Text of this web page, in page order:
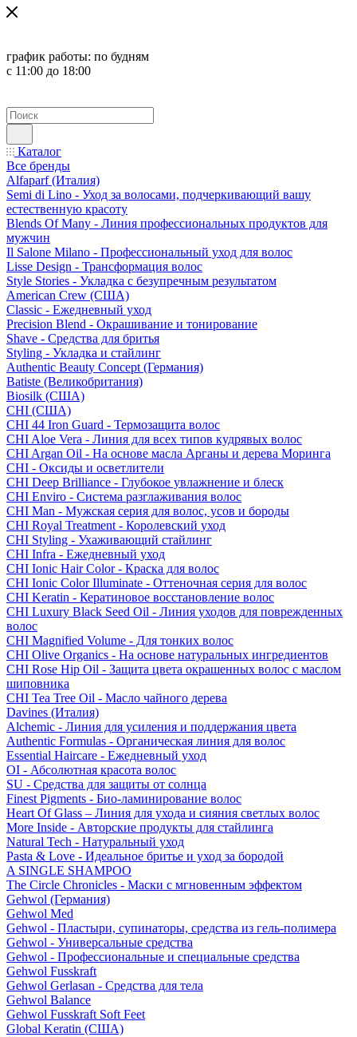
график работы: по будням
с 11:00 до 18:00
Каталог
Все бренды
Alfaparf (Италия)
Semi di Lino - Уход за волосами, подчеркивающий вашу
естественную красоту
Blends Of Many - Линия профессиональных продуктов для
мужчин
Il Salone Milano - Профессиональный уход для волос
Lisse Design - Трансформация волос
Style Stories - Укладка с безупречным результатом
American Crew (США)
Classic - Ежедневный уход
Precision Blend - Окрашивание и тонирование
Shave - Средства для бритья
Styling - Укладка и стайлинг
Authentic Beauty Concept (Германия)
Batiste (Великобритания)
Biosilk (США)
CHI (США)
CHI 44 Iron Guard - Термозащита волос
CHI Aloe Vera - Линия для всех типов кудрявых волос
CHI Argan Oil - На основе масла Арганы и дерева Моринга
CHI - Оксиды и осветлители
CHI Deep Brilliance - Глубокое увлажнение и блеск
CHI Enviro - Система разглаживания волос
CHI Man - Мужская серия для волос, усов и бороды
CHI Royal Treatment - Королевский уход
CHI Styling - Ухаживающий стайлинг
CHI Infra - Ежедневный уход
CHI Ionic Hair Color - Краска для волос
CHI Ionic Color Illuminate - Оттеночная серия для волос
CHI Keratin - Кератиновое восстановление волос
CHI Luxury Black Seed Oil - Линия уходов для поврежденных
волос
CHI Magnified Volume - Для тонких волос
CHI Olive Organics - На основе натуральных ингредиентов
CHI Rose Hip Oil - Защита цвета окрашенных волос с маслом
шиповника
CHI Tea Tree Oil - Масло чайного дерева
Davines (Италия)
Alchemic - Линия для усиления и поддержания цвета
Authentic Formulas - Органическая линия для волос
Essential Haircare - Eжедневный уход
OI - Абсолютная красота волос
SU - Средства для защиты от солнца
Finest Pigments - Био-ламинирование волос
Heart Of Glass – Линия для ухода и сияния светлых волос
More Inside - Авторские продукты для стайлинга
Natural Tech - Натуральный уход
Pasta & Love - Идеальное бритье и уход за бородой
A SINGLE SHAMPOO
The Circle Chronicles - Маски с мгновенным эффектом
Gehwol (Германия)
Gehwol Med
Gehwol - Пластыри, супинаторы, средства из гель-полимера
Gehwol - Универсальные средства
Gehwol - Профессиональные и специальные средства
Gehwol Fusskraft
Gehwol Gerlasan - Средства для тела
Gehwol Balance
Gehwol Fusskraft Soft Feet
Global Keratin (США)